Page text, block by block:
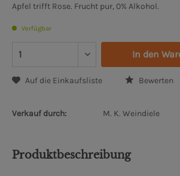
Apfel trifft Rose. Frucht pur, 0% Alkohol.
Verfügbar
In den
Auf die Einkaufsliste Bewerten
Verkauf durch: M. K. Weindiele
Produktbeschreibung